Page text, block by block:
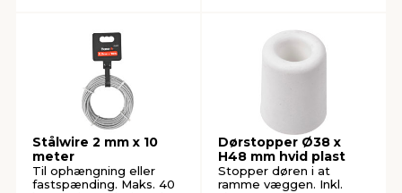
Stålwire 2 mm x 10
meter
Til ophængning eller
fastspænding. Maks. 40
Dørstopper Ø38 x
H48 mm hvid plast
Stopper døren i at
ramme væggen. Inkl.